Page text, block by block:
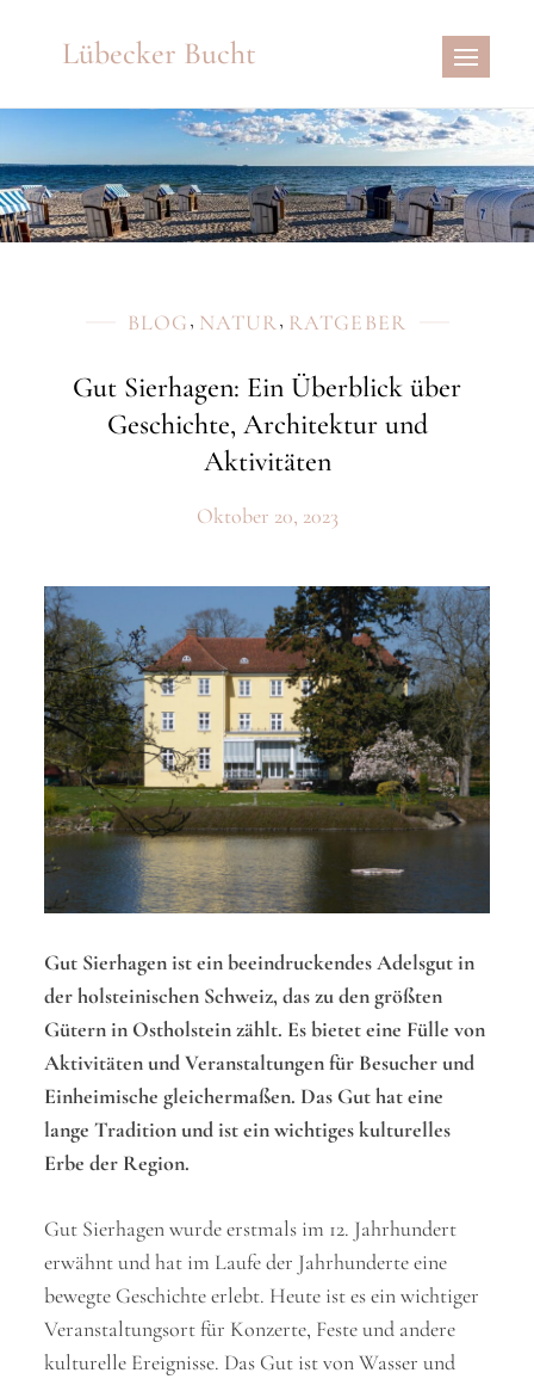
Lübecker Bucht
BLOG, NATUR, RATGEBER
Gut Sierhagen: Ein Überblick über
Geschichte, Architektur und
Aktivitäten
Oktober 20, 2023
Gut Sierhagen ist ein beeindruckendes Adelsgut in
der holsteinischen Schweiz, das zu den größten
Gütern in Ostholstein zählt. Es bietet eine Fülle von
Aktivitäten und Veranstaltungen für Besucher und
Einheimische gleichermaßen. Das Gut hat eine
lange Tradition und ist ein wichtiges kulturelles
Erbe der Region.
Gut Sierhagen wurde erstmals im 12. Jahrhundert
erwähnt und hat im Laufe der Jahrhunderte eine
bewegte Geschichte erlebt. Heute ist es ein wichtiger
Veranstaltungsort für Konzerte, Feste und andere
kulturelle Ereignisse. Das Gut ist von Wasser und